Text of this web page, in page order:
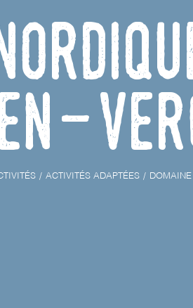
ACTIVITÉS ADAPTÉES